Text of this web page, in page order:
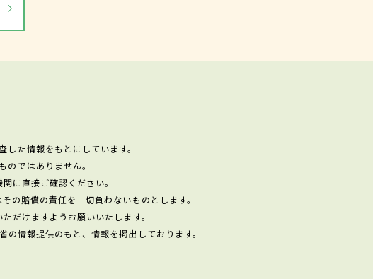
た情報をもとにしています。
ではありません。
に直接ご確認ください。
の賠償の責任を一切負わないものとします。
だけますようお願いいたします。
情報提供のもと、情報を掲出しております。